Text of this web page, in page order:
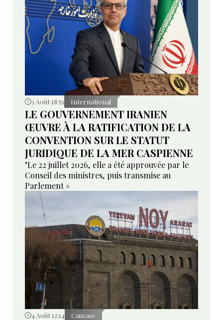
3 Août 18:51 International
LE GOUVERNEMENT IRANIEN
ŒUVRE À LA RATIFICATION DE LA
CONVENTION SUR LE STATUT
JURIDIQUE DE LA MER CASPIENNE
"Le 22 juillet 2026, elle a été approuvée par le
Conseil des ministres, puis transmise au
Parlement »
4 Août 12:14 Caucase